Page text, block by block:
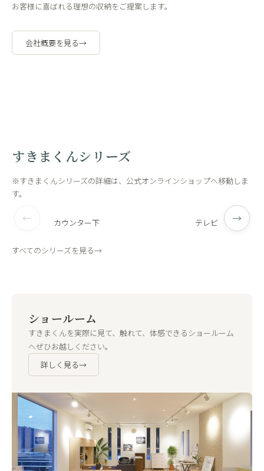
お客様に喜ばれる理想の収納をご提案します。
会社概要を見る→
すきまくんシリーズ
すべてのシリーズを見る→
※すきまくんシリーズの詳細は、公式オンラインショップへ移動しま
す。
← カウンター下 テレビ →
ショールーム
すきまくんを実際に見て、触れて、体感できるショールーム
へぜひお越しください。
詳しく見る→